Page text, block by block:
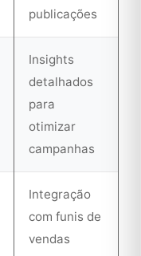
publicações
Insights
detalhados
para
otimizar
campanhas
Integração
com funis de
vendas